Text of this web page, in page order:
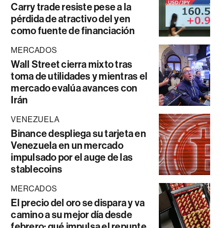
Carry trade resiste pese a la
pérdida de atractivo del yen
como fuente de financiación
MERCADOS
Wall Street cierra mixto tras
toma de utilidades y mientras el
mercado evalúa avances con
Irán
VENEZUELA
Binance despliega su tarjeta en
Venezuela en un mercado
impulsado por el auge de las
stablecoins
MERCADOS
El precio del oro se dispara y va
camino a su mejor día desde